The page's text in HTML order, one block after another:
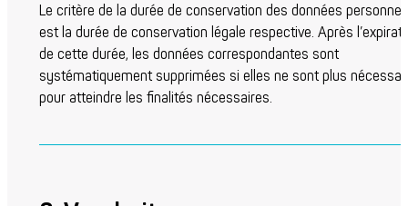
Le critère de la durée de conservation des données
est la durée de conservation légale respective. Après
de cette durée, les données correspondantes sont
systématiquement supprimées si elles ne sont plus
pour atteindre les finalités nécessaires.